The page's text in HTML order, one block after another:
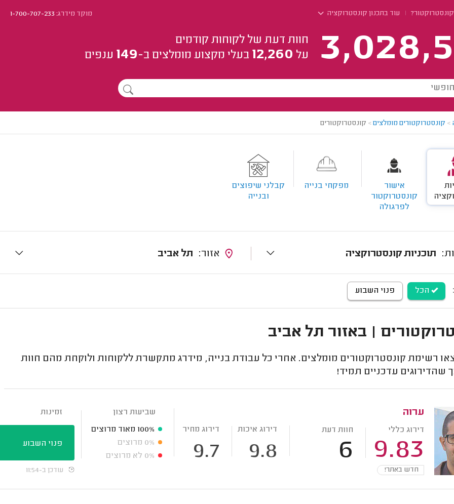
עוד בתכנון קונסטרוקציה מוקד מידרג:1-700-707-233
חוות דעת של לקוחות קודמים
על 12,260 בעלי מקצוע מומלצים ב-149 ענפים
> קונסטרוקטורים מומלצים> קונסטרוקטורים
אישור
קונסטרוקטור
לפרגולה
מפקחי בנייה
קבלני שיפוצים
ובנייה
תוכניות קונסטרוקציה תל אביב
הכל פנוי השבוע
| באזור תל אביב
רשימת קונסטרוקטורים מומלצים. אחרי כל עבודת בנייה, מידרג מתקשרת ללקוחות ולוקחת מהם חוות
שהדירוגים עדכניים תמיד!
ערוה
דירוג כללי
9.83
חוות דעת
6
דירוג איכות
9.8
דירוג מחיר
9.7
חדש באתר!
שביעות רצון
100% מאוד מרוצים
0% מרוצים
0% לא מרוצים
זמינות
פנוי השבוע
עודכן ב-11:54